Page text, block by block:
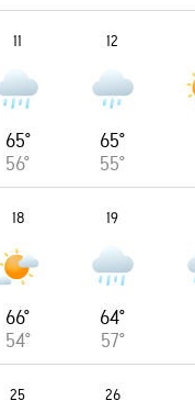
11
65°
56°
12
65°
55°
18
66°
54°
19
64°
57°
25 26